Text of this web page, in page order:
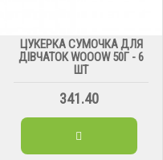
ЦУКЕРКА СУМОЧКА ДЛЯ
ДІВЧАТОК WOOOW 50Г - 6
ШТ
341.40